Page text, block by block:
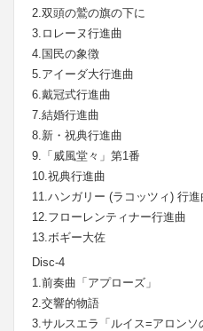
2.双頭の鷲の旗の下に
3.ロレーヌ行進曲
4.国民の象徴
5.アイーダ大行進曲
6.戴冠式行進曲
7.結婚行進曲
8.新・祝典行進曲
9.「威風堂々」第1番
10.祝典行進曲
11.ハンガリー (ラコッツィ) 行進
12.フローレンティナー行進曲
13.ボギー大佐
Disc-4
1.前奏曲「アプローズ」
2.交響的物語
3.サルスエラ「ルイス=アロンソ